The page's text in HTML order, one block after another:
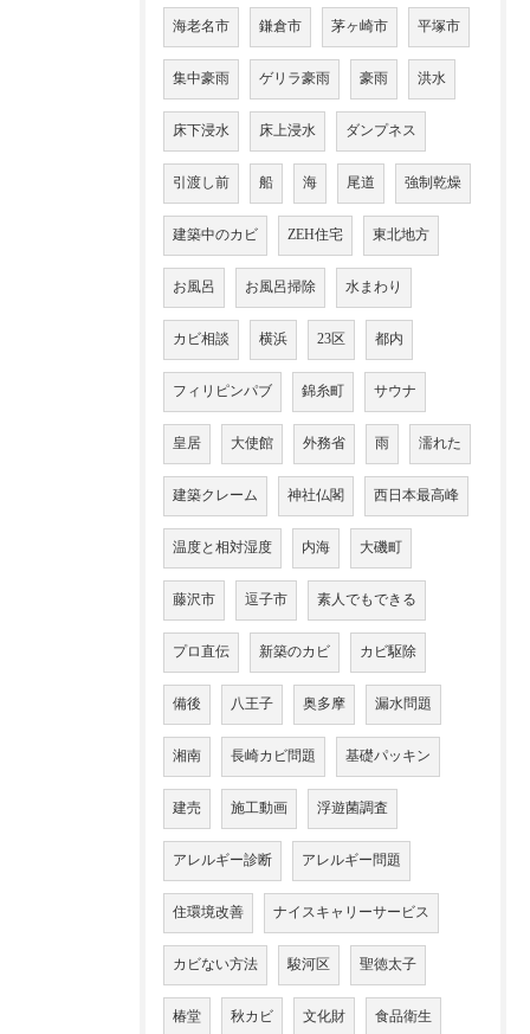
海老名市 鎌倉市 茅ヶ崎市 平塚市
集中豪雨 ゲリラ豪雨 豪雨 洪水
床下浸水 床上浸水 ダンプネス
引渡し前 船 海 尾道 強制乾燥
建築中のカビ ZEH住宅 東北地方
お風呂 お風呂掃除 水まわり
カビ相談 横浜 23区 都内
フィリピンパブ 錦糸町 サウナ
皇居 大使館 外務省 雨 濡れた
建築クレーム 神社仏閣 西日本最高峰
温度と相対湿度 内海 大磯町
藤沢市 逗子市 素人でもできる
プロ直伝 新築のカビ カビ駆除
備後 八王子 奥多摩 漏水問題
湘南 長崎カビ問題 基礎パッキン
建売 施工動画 浮遊菌調査
アレルギー診断 アレルギー問題
住環境改善 ナイスキャリーサービス
カビない方法 駿河区 聖徳太子
椿堂 秋カビ 文化財 食品衛生